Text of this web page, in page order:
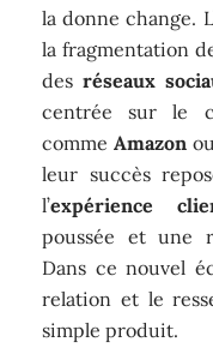
la donne change.
la fragmentation
desréseaux
centrée sur le
commeAmazon ou
leur succès
l’expérience
poussée et une
Dans ce nouvel
relation et le
simple produit.